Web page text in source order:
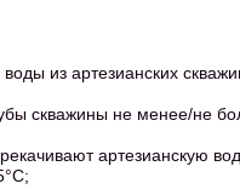
из артезианских
скважины не менее/не
артезианскую